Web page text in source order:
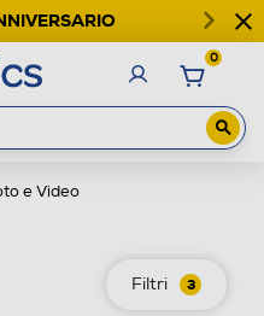
0
e Video
Filtri 3